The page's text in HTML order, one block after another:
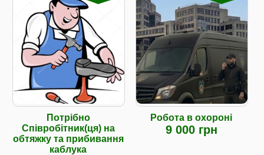
Потрібно
Співробітник(ця) на
обтяжку та прибивання
каблука
Робота в охороні
9 000 грн